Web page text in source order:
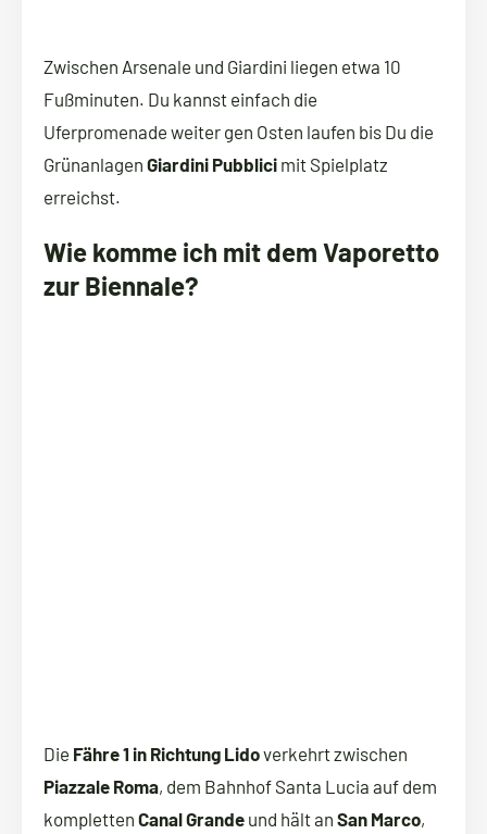
Zwischen Arsenale und Giardini liegen etwa 10
Fußminuten. Du kannst einfach die
Uferpromenade weiter gen Osten laufen bis Du die
Grünanlagen Giardini Pubblici mit Spielplatz
erreichst.
Wie komme ich mit dem Vaporetto
zur Biennale?
Die Fähre 1 in Richtung Lidoverkehrt zwischen
Piazzale Roma, dem Bahnhof Santa Lucia auf dem
kompletten Canal Grande und hält an San Marco,